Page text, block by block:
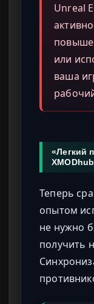
Unreal
или
ваша
«Легкий
XMODhub
Теперь
опытом
не нужно
получить